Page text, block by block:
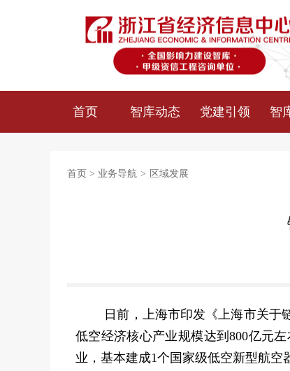
首页 智库动态 党建引领 智
首页 > 业务导航 > 区域发展
日前，上海市印发《上海市关于链
低空经济核心产业规模达到800亿元
业，基本建成1个国家级低空新型航空